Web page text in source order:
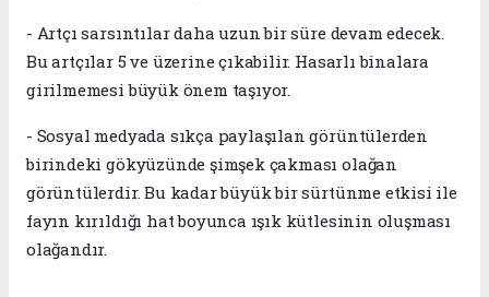
- Artçı sarsıntılar daha uzun bir süre devam edecek.
Bu artçılar 5 ve üzerine çıkabilir. Hasarlı binalara
girilmemesi büyük önem taşıyor.
- Sosyal medyada sıkça paylaşılan görüntülerden
birindeki gökyüzünde şimşek çakması olağan
görüntülerdir. Bu kadar büyük bir sürtünme etkisi ile
fayın kırıldığı hat boyunca ışık kütlesinin oluşması
olağandır.